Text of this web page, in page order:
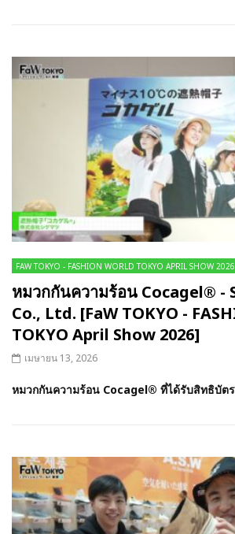
FAW TOKYO - FASHION WORLD TOKYO APRIL SHOW 2026
หมวกกันความร้อน Cocagel® -
Co., Ltd. [FaW TOKYO -
TOKYO April Show 2026]
เมษายน 13, 2026
หมวกกันความร้อน Cocagel® ที่ได้รับสิทธิบัต